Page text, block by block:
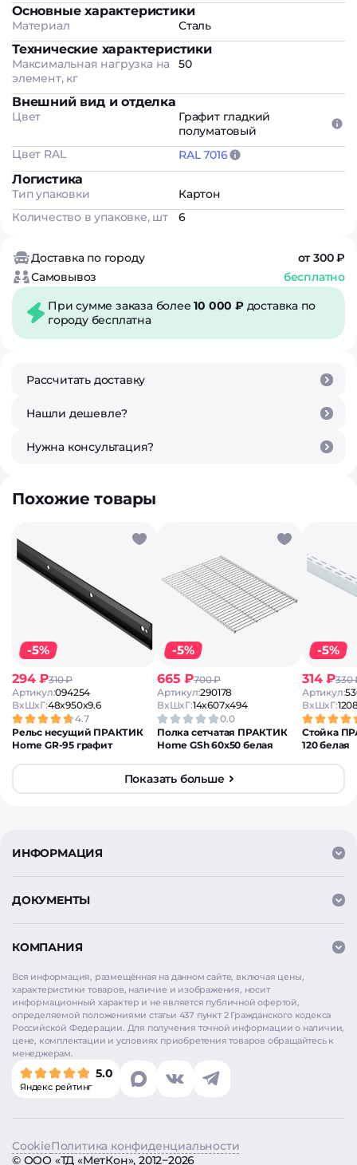
Основные характеристики
Материал Сталь
Технические характеристики
Максимальная нагрузка на
элемент, кг
50
Внешний вид и отделка
Цвет
Графит гладкий
полуматовый
Цвет RAL
RAL 7016
Логистика
Тип упаковки
Картон
Количество в упаковке, шт
6
Доставка по городу
от 300 ₽
Самовывоз
бесплатно
При сумме заказа более10 000 ₽доставка по
городу бесплатна
Рассчитать доставку
Нашли дешевле?
Нужна консультация?
Похожие товары
-5%
294 ₽310 ₽
Артикул:094254
ВxШxГ:48x950x9.6
4.7
Рельс несущий ПРАКТИК
Home GR-95 графит
-5%
665 ₽700 ₽
Артикул:290178
ВxШxГ:14x607x494
0.0
Полка сетчатая ПРАКТИК
Home GSh 60х50 белая
-5%
314 ₽330
Артикул:
ВxШxГ:
Стойка
120 белая
Показать больше
Вся информация, размещённая на данном сайте, включая цены,
характеристики товаров, наличие и изображения, носит
информационный характер и не является публичной офертой,
определяемой положениями статьи 437 пункт 2 Гражданского кодекса
Российской Федерации. Для получения точной информации о наличии,
цене, комплектации и условиях приобретения товаров обращайтесь к
менеджерам.
5.0
Яндекс рейтинг
ИНФОРМАЦИЯ
ДОКУМЕНТЫ
КОМПАНИЯ
© ООО «ТД «МетКон», 2012−2026
CookieПолитика конфиденциальности
Мы используем
работы сайта. Продолжая использовать сайт, вы
соглашаетесь на использование cookie. Нажимая
Согласен